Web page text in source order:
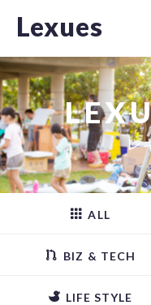
Lexues
レ
ALL
BIZ & TECH
LIFE STYLE